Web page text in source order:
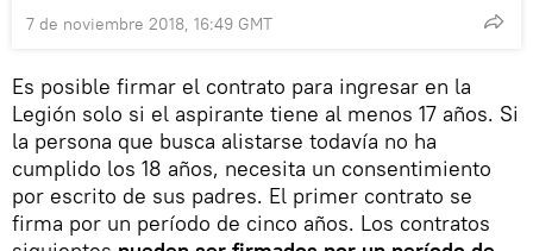
7 de noviembre 2018, 16:49 GMT
Es posible firmar el contrato para ingresar en la
Legión solo si el aspirante tiene al menos 17 años. Si
la persona que busca alistarse todavía no ha
cumplido los 18 años, necesita un consentimiento
por escrito de sus padres. El primer contrato se
firma por un período de cinco años. Los contratos